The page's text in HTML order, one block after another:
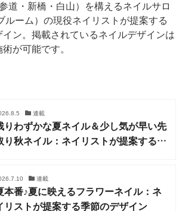
道・新橋・白山）を構えるネイルサロ
ルーム）の現役ネイリストが提案する
ン。掲載されているネイルデザインは
が可能です。
連載
りわずかな夏ネイル＆少し気が早い先
り秋ネイル：ネイリストが提案する季
連載
本番♪夏に映えるフラワーネイル：ネ
リストが提案する季節のデザイン